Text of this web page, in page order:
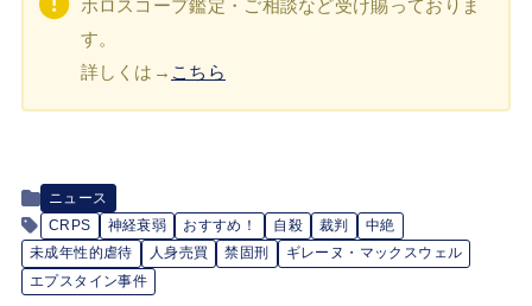
ホロスコープ鑑定・ご相談など受け賜っておりま
す。
詳しくは→ こちら
ニュース
CRPS
神経衰弱 おすすめ！ 自殺 裁判
中絶
未成年性的虐待
人身売買 禁固刑
ギレーヌ・マックスウェル
エプスタイン事件